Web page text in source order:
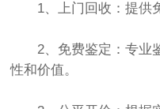
1、上门回收：提供免
2、免费鉴定：专业
性和价值。